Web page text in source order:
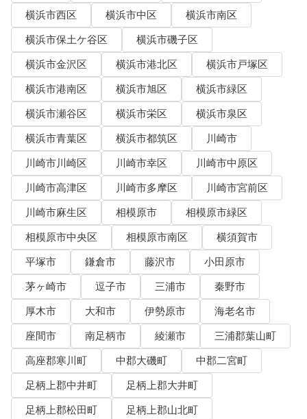
横浜市西区
横浜市中区
横浜市南区
横浜市保土ケ谷区
横浜市磯子区
横浜市金沢区
横浜市港北区
横浜市戸塚区
横浜市港南区
横浜市旭区
横浜市緑区
横浜市瀬谷区
横浜市栄区
横浜市泉区
横浜市青葉区
横浜市都筑区
川崎市
川崎市川崎区
川崎市幸区
川崎市中原区
川崎市高津区
川崎市多摩区
川崎市宮前区
川崎市麻生区
相模原市
相模原市緑区
相模原市中央区
相模原市南区
横須賀市
平塚市
鎌倉市 藤沢市
小田原市
茅ヶ崎市
逗子市 三浦市
秦野市
厚木市
大和市 伊勢原市
海老名市
座間市
南足柄市 綾瀬市
三浦郡葉山町
高座郡寒川町
中郡大磯町
中郡二宮町
足柄上郡中井町
足柄上郡大井町
足柄上郡松田町
足柄上郡山北町